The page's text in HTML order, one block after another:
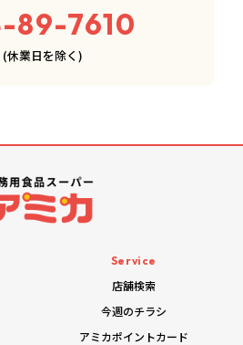
89-7610
(休業日を除く)
Service
店舗検索
今週のチラシ
アミカポイントカード